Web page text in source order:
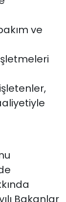
ve
Bakanlar